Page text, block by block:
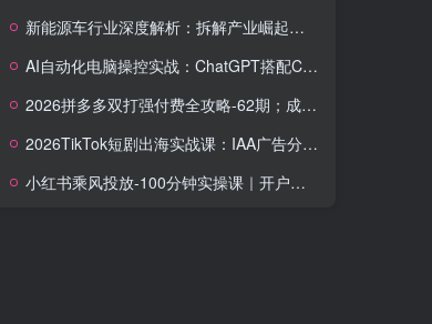
新能源车行业深度解析：拆解产业崛起根源，剖析行业内卷与海外贸易争端现状
AI自动化电脑操控实战：ChatGPT搭配Codex，一键指令远程自动操控电脑完成工作
2026拼多多双打强付费全攻略-62期；成本推广加托管双剑合璧，系统讲解7种付费玩法优劣势与选择策略
2026TikTok短剧出海实战课：IAA广告分账×IAP付费变现×账号搭建×平台规则×双轨爆发×回款全流程
小红书乘风投放-100分钟实操课｜开户返点·标准投搭建·莱卡定向，新店建模撬动笔记自然流量全套教学